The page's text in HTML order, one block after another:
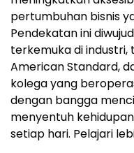
pertumbuhan bisnis
Pendekatan ini
terkemuka di industri,
American Standard,
kolega yang
dengan bangga
menyentuh
setiap hari. Pelajari